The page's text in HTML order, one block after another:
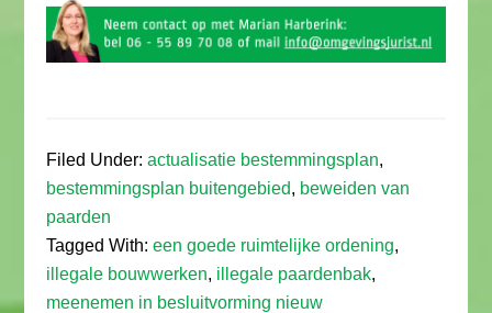
Filed Under:actualisatie bestemmingsplan,
bestemmingsplan buitengebied, beweiden van
paarden
Tagged With:een goede ruimtelijke ordening,
illegale bouwwerken, illegale paardenbak,
meenemen in besluitvorming nieuw